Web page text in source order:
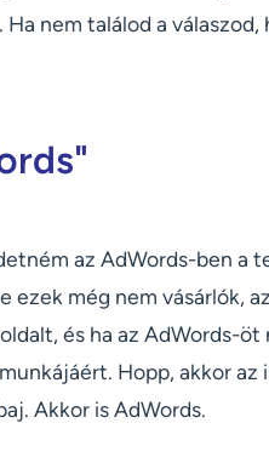
nem találod a válaszod,
az AdWords-ben a
még nem vásárlók,
és ha az AdWords-öt
Hopp, akkor az
Akkor is AdWords.